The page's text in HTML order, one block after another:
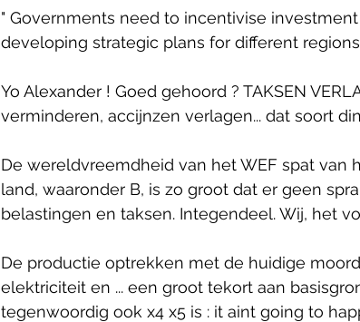
" Governments need to incentivise
developing strategic plans for different
Yo Alexander ! Goed gehoord ? TAKSEN
verminderen, accijnzen verlagen... dat soort
De wereldvreemdheid van het WEF spat van
land, waaronder B, is zo groot dat er geen
belastingen en taksen. Integendeel. Wij, het
De productie optrekken met de huidige
elektriciteit en ... een groot tekort aan
tegenwoordig ook x4 x5 is : it aint going to